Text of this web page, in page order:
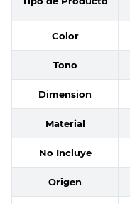
Color
Tono
Dimension
Material
No Incluye
Origen